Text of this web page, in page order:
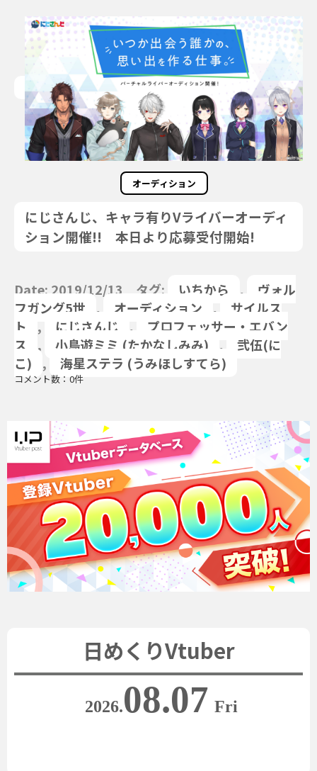
オーディション
にじさんじ、キャラ有りVライバーオーディ
ション開催!! 本日より応募受付開始!
Date: 2019/12/13 タグ: いちから ,
ヴォル
フガング5世
, オーディション ,
サイルス
ト
, にじさんじ ,
プロフェッサー・エバン
ス
, 小鳥遊ミミ (たかなしみみ) ,
弐伍(に
こ)
, 海星ステラ (うみほしすてら)
コメント数：0件
日めくりVtuber
2026.08.07 Fri